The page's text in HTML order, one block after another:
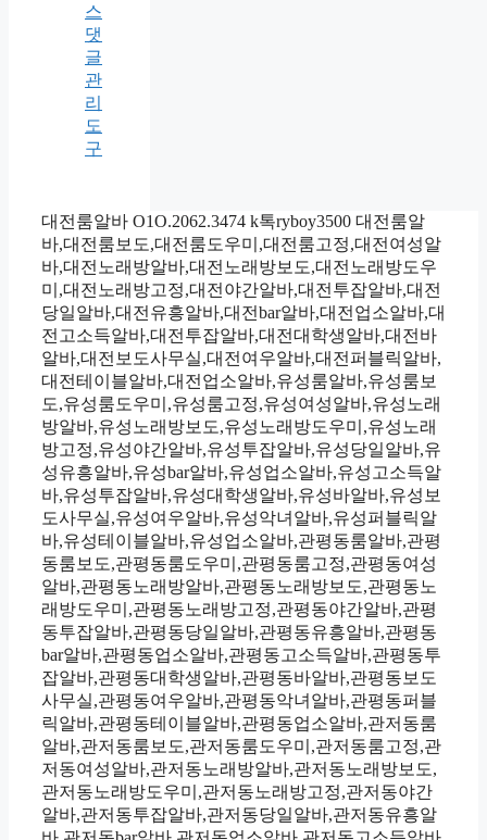
스
댓
글
관
리
도
구
대전룸알바 O1O.2062.3474 k톡ryboy3500 대전룸알
바,대전룸보도,대전룸도우미,대전룸고정,대전여성알
바,대전노래방알바,대전노래방보도,대전노래방도우
미,대전노래방고정,대전야간알바,대전투잡알바,대전
당일알바,대전유흥알바,대전bar알바,대전업소알바,대
전고소득알바,대전투잡알바,대전대학생알바,대전바
알바,대전보도사무실,대전여우알바,대전퍼블릭알바,
대전테이블알바,대전업소알바,유성룸알바,유성룸보
도,유성룸도우미,유성룸고정,유성여성알바,유성노래
방알바,유성노래방보도,유성노래방도우미,유성노래
방고정,유성야간알바,유성투잡알바,유성당일알바,유
성유흥알바,유성bar알바,유성업소알바,유성고소득알
바,유성투잡알바,유성대학생알바,유성바알바,유성보
도사무실,유성여우알바,유성악녀알바,유성퍼블릭알
바,유성테이블알바,유성업소알바,관평동룸알바,관평
동룸보도,관평동룸도우미,관평동룸고정,관평동여성
알바,관평동노래방알바,관평동노래방보도,관평동노
래방도우미,관평동노래방고정,관평동야간알바,관평
동투잡알바,관평동당일알바,관평동유흥알바,관평동
bar알바,관평동업소알바,관평동고소득알바,관평동투
잡알바,관평동대학생알바,관평동바알바,관평동보도
사무실,관평동여우알바,관평동악녀알바,관평동퍼블
릭알바,관평동테이블알바,관평동업소알바,관저동룸
알바,관저동룸보도,관저동룸도우미,관저동룸고정,관
저동여성알바,관저동노래방알바,관저동노래방보도,
관저동노래방도우미,관저동노래방고정,관저동야간
알바,관저동투잡알바,관저동당일알바,관저동유흥알